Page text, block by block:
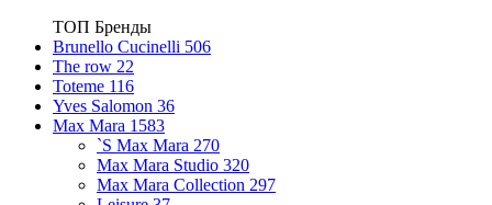
ТОП Бренды
Brunello Cucinelli 506
The row 22
Toteme 116
Yves Salomon 36
Max Mara 1583
`S Max Mara 270
Max Mara Studio 320
Max Mara Collection 297